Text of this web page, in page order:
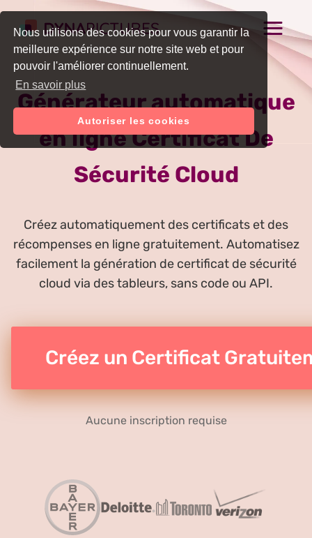
Nous utilisons des cookies pour vous garantir la
meilleure expérience sur notre site web et pour
pouvoir l'améliorer continuellement.
En savoir plus
Autoriser les cookies
Générateur automatique
en ligne Certificat De
Sécurité Cloud
Créez automatiquement des certificats et des
récompenses en ligne gratuitement. Automatisez
facilement la génération de certificat de sécurité
cloud via des tableurs, sans code ou API.
Créez un Certificat
Aucune inscription requise